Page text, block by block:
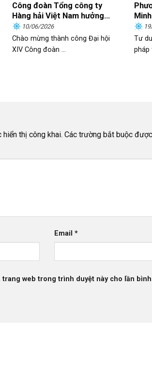
Công đoàn Tổng công ty
Hàng hải Việt Nam hưởng
ứng phong trào thi đua “Lao
động giỏi, năng suất cao, thu
nhập tốt”
10/06/2026
Chào mừng thành công Đại hội
XIV Công đoàn ...
và
Tư
pháp
thị công khai. Các trường bắt buộc
Email*
trang web trong trình duyệt này cho lần